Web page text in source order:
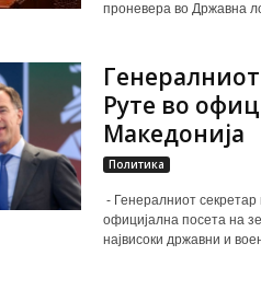
проневера во Државна
Руте во
Македонија
Политика
- Генералниот
официјална посета на
највисоки државни и